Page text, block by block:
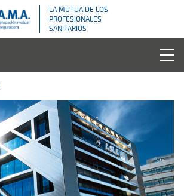
LA MUTUA DE LOS
PROFESIONALES
SANITARIOS